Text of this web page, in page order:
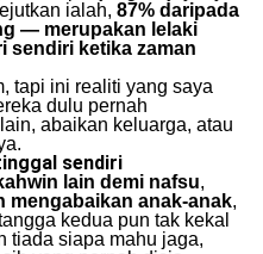
ialah, 87% daripada
— merupakan lelaki
sendiri ketika zaman
tapi ini realiti yang saya
dulu pernah
abaikan keluarga, atau
sendiri
lain demi nafsu,
mengabaikan anak-anak,
kedua pun tak kekal
tiada siapa mahu jaga,